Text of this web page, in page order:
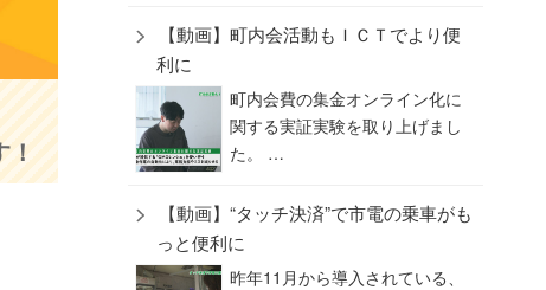
【動画】町内会活動もＩＣＴでより便
利に
町内会費の集金オンライン化に
関する実証実験を取り上げまし
た。 …
【動画】“タッチ決済”で市電の乗車がも
っと便利に
昨年11月から導入されている、